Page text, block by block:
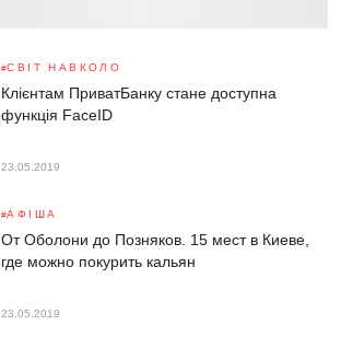
СВІТ НАВКОЛО
Клієнтам ПриватБанку стане доступна
функція FaceID
23.05.2019
АФІША
От Оболони до Позняков. 15 мест в Киеве,
где можно покурить кальян
23.05.2019